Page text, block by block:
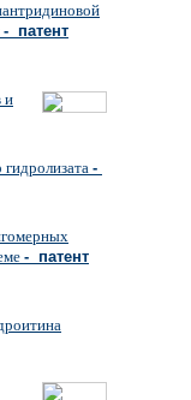
- патент
и
-
- патент